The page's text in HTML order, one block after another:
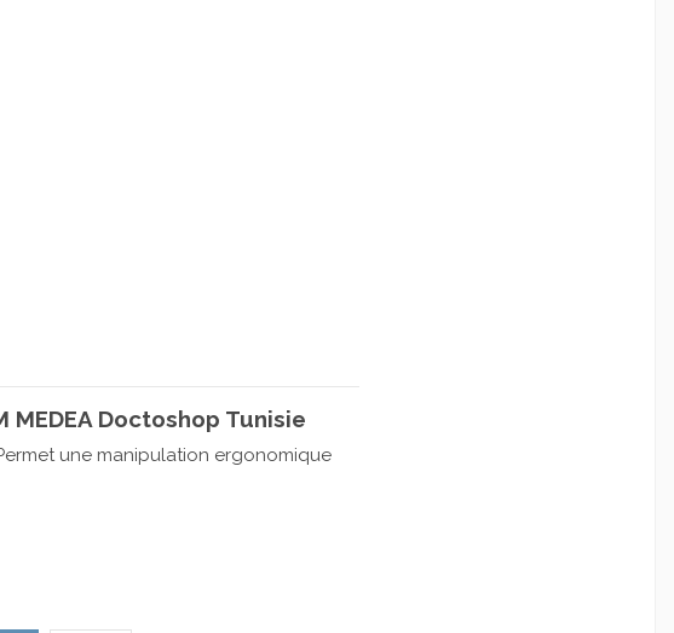
MEDEA Doctoshop Tunisie
une manipulation ergonomique